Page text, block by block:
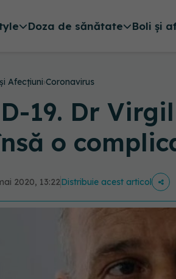
Doza de sănătate Boli și
Afecțiuni›Coronavirus
19. Dr
o
2020, 13:22Distribuie acest articol